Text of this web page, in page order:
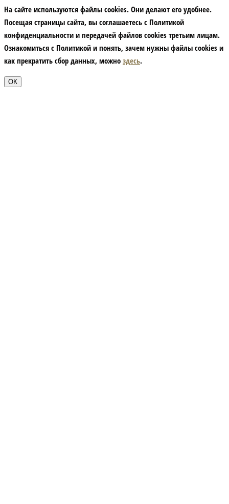
На сайте используются файлы cookies. Они делают его удобнее.
Посещая страницы сайта, вы соглашаетесь с Политикой
конфиденциальности и передачей файлов cookies третьим лицам.
Ознакомиться с Политикой и понять, зачем нужны файлы сookies и
как прекратить сбор данных, можно здесь.
ОК